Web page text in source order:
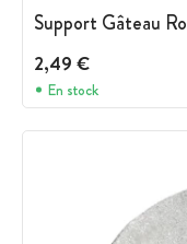
Support Gâteau
2,49 €
En stock